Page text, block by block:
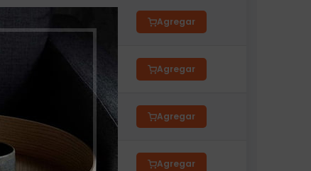
Agregar
Agregar
Agregar
Agregar